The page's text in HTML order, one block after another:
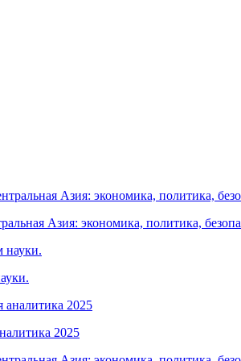
Азия: экономика, политика,
2025